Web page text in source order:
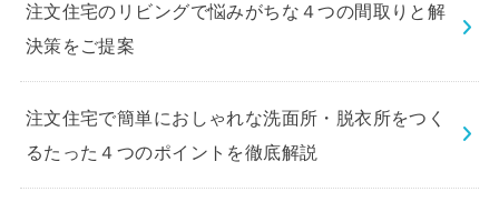
注文住宅のリビングで悩みがちな４つの間取りと解
決策をご提案
注文住宅で簡単におしゃれな洗面所・脱衣所をつく
るたった４つのポイントを徹底解説